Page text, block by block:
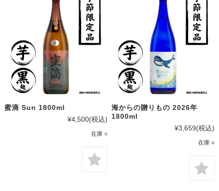
蜜滴 Sun 1800ml
¥4,500(税込)
在庫 ○
海からの贈りもの 2026年
1800ml
¥3,659(税込)
在庫 ○